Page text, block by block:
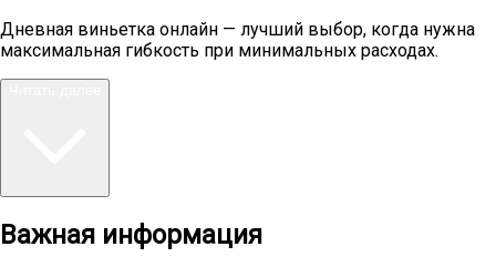
Дневная виньетка онлайн — лучший выбор, когда нужна
максимальная гибкость при минимальных расходах.
Важная информация